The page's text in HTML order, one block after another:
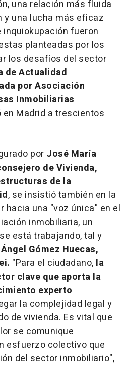
una relación más fluida
y una lucha más eficaz
fueron
planteadas por los
los desafíos del sector
de Actualidad
por Asociación
Inmobiliarias
en Madrid a trescientos
por José María
de Vivienda,
de la
, se insistió también en la
hacia una "voz única" en el
inmobiliaria, un
está trabajando, tal y
Gómez Huecas,
"Para el ciudadano, la
clave que aporta la
experto
la complejidad legal y
de vivienda. Es vital que
se comunique
esfuerzo colectivo que
del sector inmobiliario",